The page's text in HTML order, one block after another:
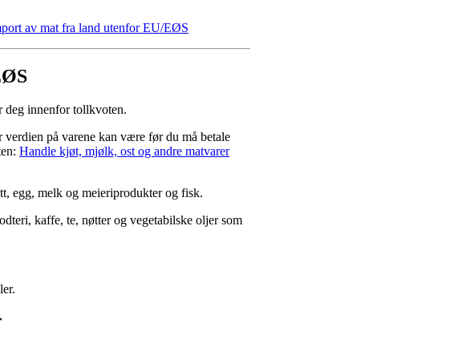
av mat fra land utenfor EU/EØS
deg innenfor tollkvoten.
på varene kan være før du må betale
Handle kjøt, mjølk, ost og andre matvarer
egg, melk og meieriprodukter og fisk.
kaffe, te, nøtter og vegetabilske oljer som